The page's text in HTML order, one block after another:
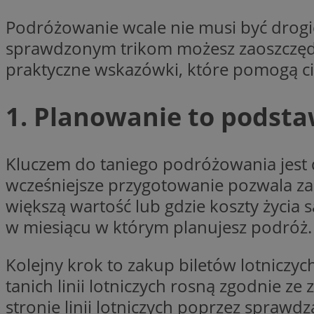
Podróżowanie wcale nie musi być
sprawdzonym trikom możesz
praktyczne wskazówki, które pomogą
1. Planowanie to
Kluczem do taniego podróżowania
wcześniejsze przygotowanie pozwala
większą wartość lub gdzie koszty
w miesiącu w którym planujesz podróż.
Kolejny krok to zakup biletów
tanich linii lotniczych rosną zgodnie ze
stronie linii lotniczych poprzez
Nazwa
FCCDCF
_clsk
_ga_NBM6HFESG6
OAID
Nazwa
__gads
MUID
ANONCHK
test_cookie
_fbp
MR
Nazwa